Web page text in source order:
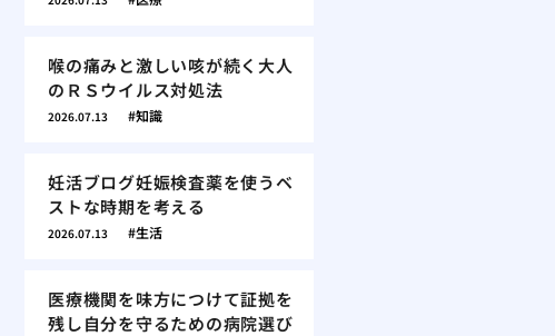
喉の痛みと激しい咳が続く大人
のＲＳウイルス対処法
2026.07.13 知識
妊活ブログ妊娠検査薬を使うベ
ストな時期を考える
2026.07.13 生活
医療機関を味方につけて証拠を
残し自分を守るための病院選び